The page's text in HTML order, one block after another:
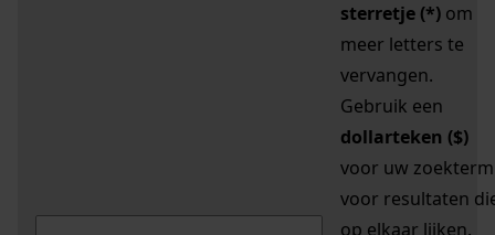
sterretje (*) om
meer letters te
vervangen.
Gebruik een
dollarteken ($)
voor uw zoekterm
voor resultaten
op elkaar lijken.